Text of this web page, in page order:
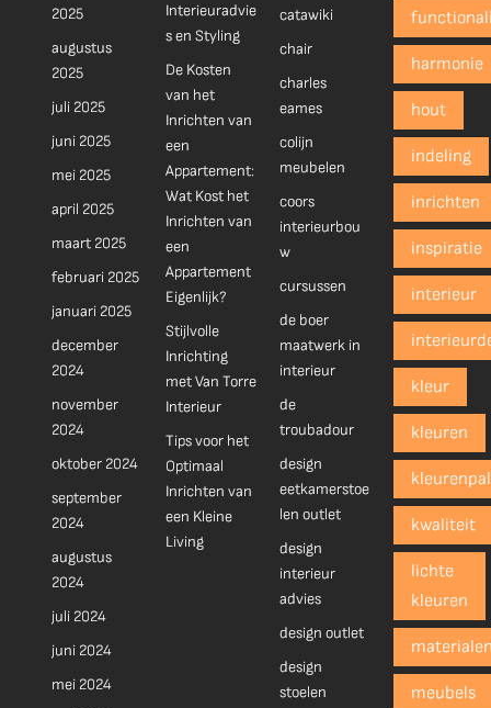
2025
augustus
2025
juli 2025
juni 2025
mei 2025
april 2025
maart 2025
februari 2025
januari 2025
december
2024
november
2024
oktober 2024
september
2024
augustus
2024
juli 2024
juni 2024
mei 2024
Interieuradvie
s en Styling
De Kosten
van het
Inrichten van
een
Appartement:
Wat Kost het
Inrichten van
een
Appartement
Eigenlijk?
Stijlvolle
Inrichting
met Van Torre
Interieur
Tips voor het
Optimaal
Inrichten van
een Kleine
Living
catawiki
chair
charles
eames
colijn
meubelen
coors
interieurbou
w
cursussen
de boer
maatwerk in
interieur
de
troubadour
design
eetkamerstoe
len outlet
design
interieur
advies
design outlet
design
stoelen
harmonie
hout
indeling
inrichten
inspiratie
interieur
kleur
kleuren
kwaliteit
lichte
kleuren
meubels